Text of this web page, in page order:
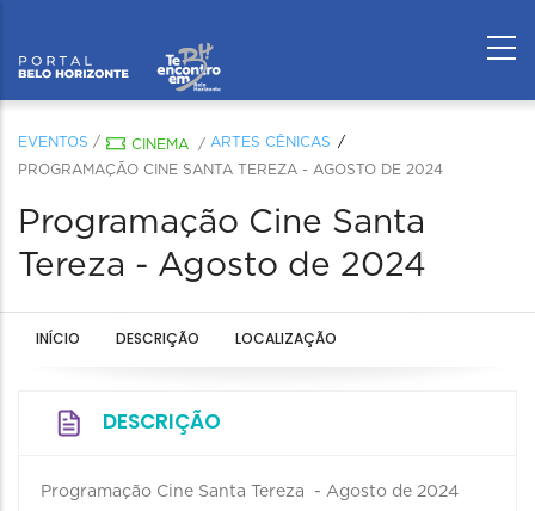
EVENTOS / CINEMA / ARTES CÊNICAS
PROGRAMAÇÃO CINE SANTA TEREZA - AGOSTO DE 2024
Programação Cine Santa
Tereza - Agosto de 2024
INÍCIO DESCRIÇÃO LOCALIZAÇÃO
DESCRIÇÃO
Programação Cine Santa Tereza - Agosto de 2024